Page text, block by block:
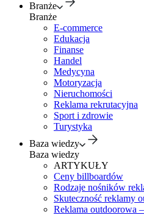
Branże
Branże
E-commerce
Edukacja
Finanse
Handel
Medycyna
Motoryzacja
Nieruchomości
Reklama rekrutacyjna
Sport i zdrowie
Turystyka
Baza wiedzy
Baza wiedzy
ARTYKUŁY
Ceny billboardów
Rodzaje nośników
Skuteczność reklamy
Reklama outdoorowa